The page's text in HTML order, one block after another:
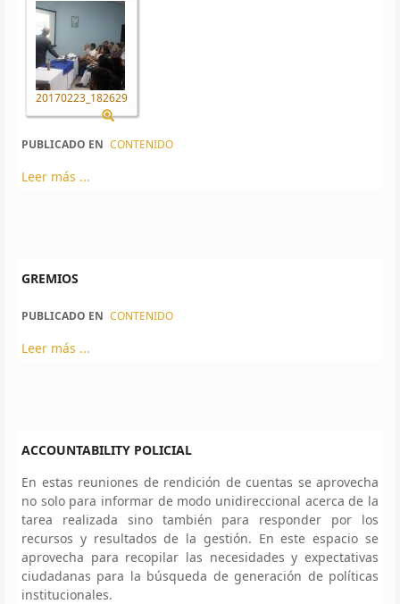
20170223_182629
PUBLICADO EN CONTENIDO
Leer más ...
GREMIOS
PUBLICADO EN CONTENIDO
Leer más ...
ACCOUNTABILITY POLICIAL
En estas reuniones de rendición de cuentas se aprovecha
no solo para informar de modo unidireccional acerca de la
tarea realizada sino también para responder por los
recursos y resultados de la gestión. En este espacio se
aprovecha para recopilar las necesidades y expectativas
ciudadanas para la búsqueda de generación de políticas
institucionales.